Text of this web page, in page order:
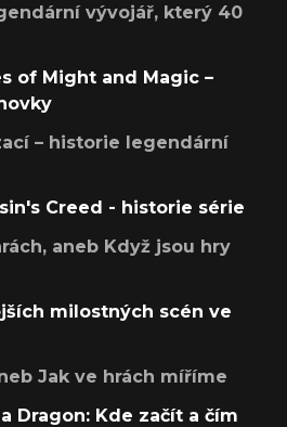
vývojář, který 40
of Might and Magic –
– historie legendární
Creed - historie série
aneb Když jsou hry
milostných scén ve
Jak ve hrách míříme
Dragon: Kde začít a čím